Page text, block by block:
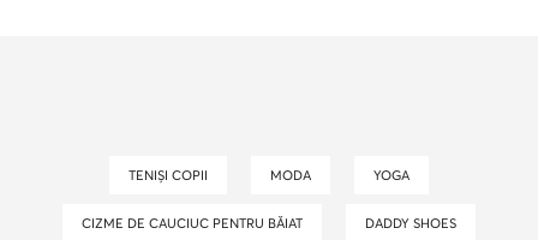
TENIȘI COPII MODA YOGA
CIZME DE CAUCIUC PENTRU BĂIAT DADDY SHOES